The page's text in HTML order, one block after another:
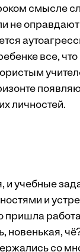
смысле
не
все,
личностей.
учебные
и
пришла
со